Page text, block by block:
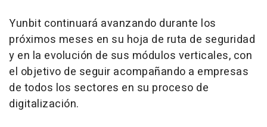
Yunbit continuará avanzando durante los
próximos meses en su hoja de ruta de seguridad
y en la evolución de sus módulos verticales, con
el objetivo de seguir acompañando a empresas
de todos los sectores en su proceso de
digitalización.